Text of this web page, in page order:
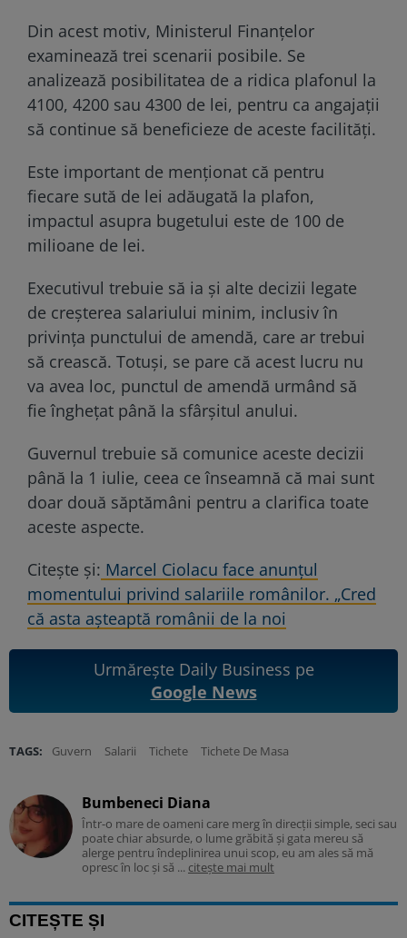
Din acest motiv, Ministerul Finanțelor
examinează trei scenarii posibile. Se
analizează posibilitatea de a ridica plafonul la
4100, 4200 sau 4300 de lei, pentru ca angajații
să continue să beneficieze de aceste facilități.
Este important de menționat că pentru
fiecare sută de lei adăugată la plafon,
impactul asupra bugetului este de 100 de
milioane de lei.
Executivul trebuie să ia și alte decizii legate
de creșterea salariului minim, inclusiv în
privința punctului de amendă, care ar trebui
să crească. Totuși, se pare că acest lucru nu
va avea loc, punctul de amendă urmând să
fie înghețat până la sfârșitul anului.
Guvernul trebuie să comunice aceste decizii
până la 1 iulie, ceea ce înseamnă că mai sunt
doar două săptămâni pentru a clarifica toate
aceste aspecte.
Citește și: Marcel Ciolacu face anunțul
momentului privind salariile românilor. „Cred
că asta așteaptă românii de la noi
Urmărește Daily Business pe
Google News
TAGS: Guvern Salarii Tichete Tichete De Masa
Bumbeneci Diana
Într-o mare de oameni care merg în direcții simple, seci sau
poate chiar absurde, o lume grăbită și gata mereu să
alerge pentru îndeplinirea unui scop, eu am ales să mă
opresc în loc și să ... citește mai mult
CITEȘTE ȘI